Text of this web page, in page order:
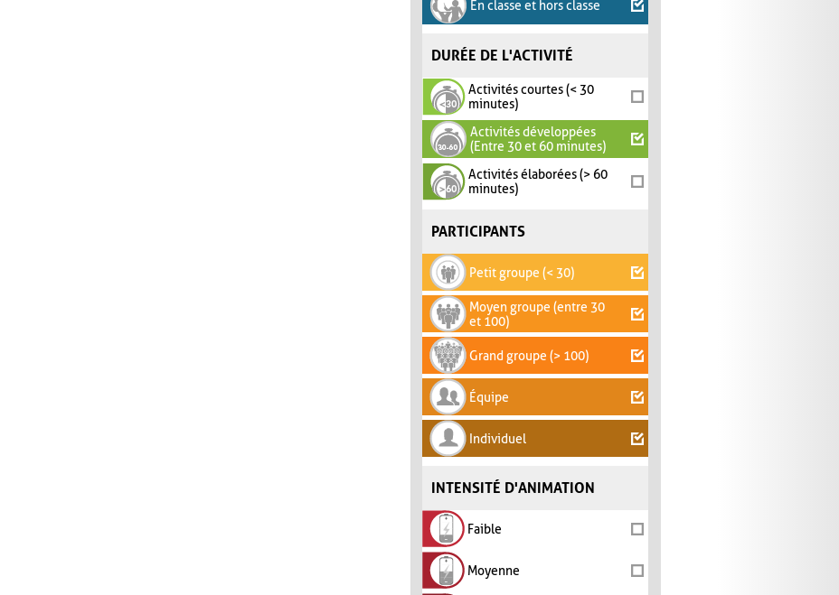
En classe et hors classe
DURÉE DE L'ACTIVITÉ
Activités courtes (< 30
minutes)
Activités développées
(Entre 30 et 60 minutes)
Activités élaborées (> 60
minutes)
PARTICIPANTS
Petit groupe (< 30)
Moyen groupe (entre 30
et 100)
Grand groupe (> 100)
Équipe
Individuel
INTENSITÉ D'ANIMATION
Faible
Moyenne